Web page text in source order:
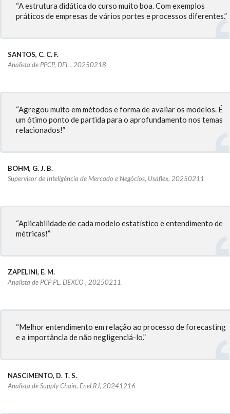
“A estrutura didática do curso muito boa. Com exemplos
práticos de empresas de vários portes e processos diferentes.”
SANTOS, C. C. F.
Analista de PPCP, DFL , 20250218
“Agregou muito em métodos e forma de avaliar os modelos. É
um ótimo ponto de partida para o aprofundamento nos temas
relacionados!”
BOHM, G. J. B.
Supervisor de Inteligência de Mercado e Negócios, Usaflex, 20250211
“Aplicabilidade de cada modelo estatístico e entendimento de
métricas!”
ZAPELINI, E. M.
Analista de PCP PL, DEXCO , 20250211
“Melhor entendimento em relação ao processo de forecasting
e a importância de não negligenciá-lo.”
NASCIMENTO, D. T. S.
Analista de Supply Chain, Enel RJ, 20241216